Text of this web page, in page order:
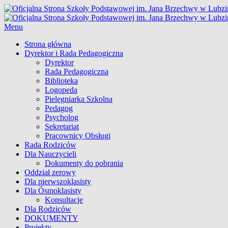
Skip
to
content
Oficjalna Strona Szkoły
Menu
Główne
menu
Strona główna
Dyrektor i Rada Pedagogiczna
Dyrektor
Rada Pedagogiczna
Biblioteka
Logopeda
Pielęgniarka Szkolna
Pedagog
Psycholog
Sekretariat
Pracownicy Obsługi
Rada Rodziców
Dla Nauczycieli
Dokumenty do pobrania
Oddział zerowy
Dla pierwszoklasisty
Dla Ósmoklasisty
Konsultacje
Dla Rodziców
DOKUMENTY